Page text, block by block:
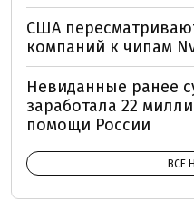
США
компаний к чипам
Невиданные ранее
заработала 22
помощи России
ВСЕ